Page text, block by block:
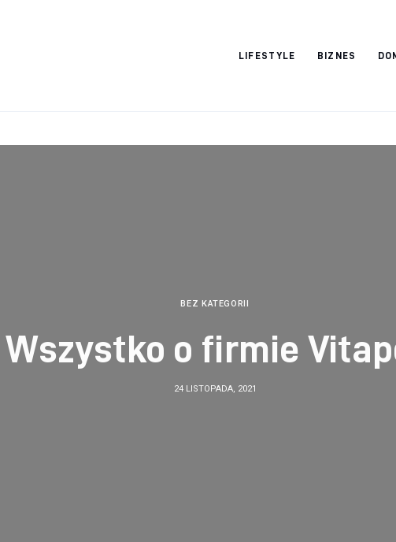
LIFESTYLE BIZNES
Vacation Dreams
BEZ KATEGORII
Wszystko o firmie
24 LISTOPADA, 2021